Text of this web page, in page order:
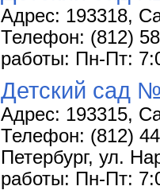
Адрес: 193318,
Телефон: (812)
работы: Пн-Пт:
Детский сад
Адрес: 193315,
Телефон: (812)
Петербург, ул.
работы: Пн-Пт: